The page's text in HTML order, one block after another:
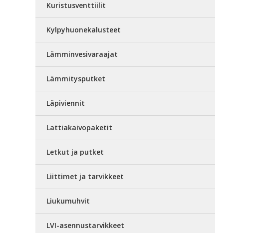
Kuristusventtiilit
Kylpyhuonekalusteet
Lämminvesivaraajat
Lämmitysputket
Läpiviennit
Lattiakaivopaketit
Letkut ja putket
Liittimet ja tarvikkeet
Liukumuhvit
LVI-asennustarvikkeet